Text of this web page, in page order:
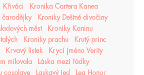
Křiváci
Kronika Cartera Kanea
čarodějky
Kroniky Deštné divočiny
měst
Kroniky Kaninu
Kroniky prachu
Krutý princ
Krvavý lístek
Krycí jméno Verity
milovala
Láska mezi řádky
cosplaye
Laskavý jed Lea Honor